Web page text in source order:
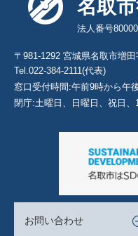
名取
法人番号
〒981-1292 宮城県名取市増
Tel.022-384-2111(代表)
窓口受付時間:午前9時から午
閉庁:土曜日、日曜日、祝日、
お問い合わせ